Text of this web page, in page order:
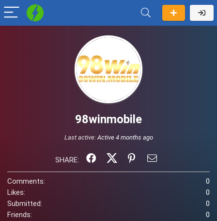
98winmobile
Last active:Active 4 months ago
SHARE:
Comments:
0
Likes:
0
Submitted:
0
Friends:
0